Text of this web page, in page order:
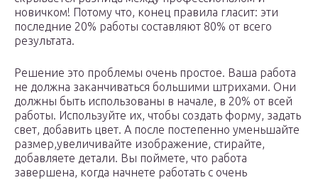
новичком! Потому что, конец правила гласит: эти
последние 20% работы составляют 80% от всего
результата.
Решение это проблемы очень простое. Ваша работа
не должна заканчиваться большими штрихами. Они
должны быть использованы в начале, в 20% от всей
работы. Используйте их, чтобы создать форму, задать
свет, добавить цвет. А после постепенно уменьшайте
размер,увеличивайте изображение, стирайте,
добавляете детали. Вы поймете, что работа
завершена, когда начнете работать с очень